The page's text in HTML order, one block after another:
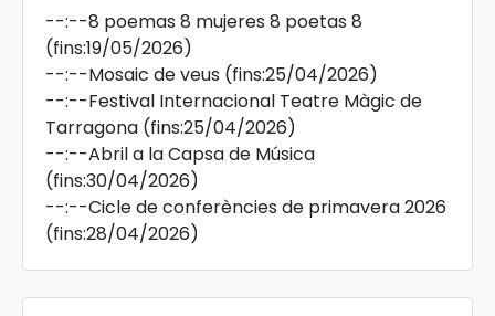
--:--8 poemas 8 mujeres 8 poetas 8
(fins:19/05/2026)
--:--Mosaic de veus (fins:25/04/2026)
--:--Festival Internacional Teatre Màgic de
Tarragona (fins:25/04/2026)
--:--Abril a la Capsa de Música
(fins:30/04/2026)
--:--Cicle de conferències de primavera 2026
(fins:28/04/2026)